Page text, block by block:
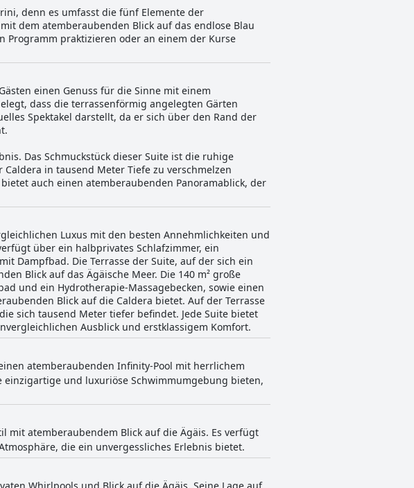
denn es umfasst die fünf Elemente der
dem atemberaubenden Blick auf das endlose Blau
Programm praktizieren oder an einem der Kurse
einen Genuss für die Sinne mit einem
dass die terrassenförmig angelegten Gärten
Spektakel darstellt, da er sich über den Rand der
Das Schmuckstück dieser Suite ist die ruhige
in tausend Meter Tiefe zu verschmelzen
auch einen atemberaubenden Panoramablick, der
Luxus mit den besten Annehmlichkeiten und
über ein halbprivates Schlafzimmer, ein
Dampfbad. Die Terrasse der Suite, auf der sich ein
Blick auf das Ägäische Meer. Die 140 m² große
und ein Hydrotherapie-Massagebecken, sowie einen
Blick auf die Caldera bietet. Auf der Terrasse
sich tausend Meter tiefer befindet. Jede Suite bietet
Ausblick und erstklassigem Komfort.
atemberaubenden Infinity-Pool mit herrlichem
und luxuriöse Schwimmumgebung bieten,
mit atemberaubendem Blick auf die Ägäis. Es verfügt
die ein unvergessliches Erlebnis bietet.